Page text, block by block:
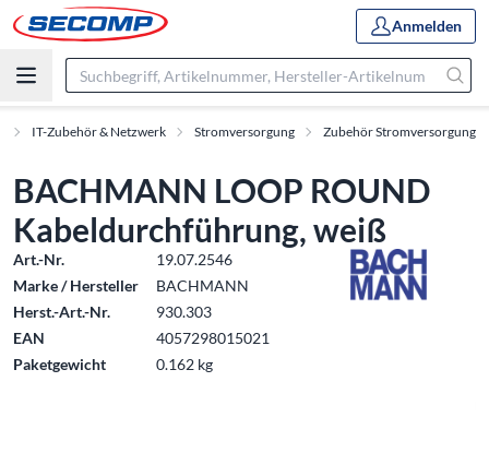
Anmelden
IT-Zubehör & Netzwerk Stromversorgung Zubehör Stromversorgung
BACHMANN LOOP ROUND
Kabeldurchführung, weiß
Art.-Nr.
19.07.2546
Marke / Hersteller
BACHMANN
Herst.-Art.-Nr.
930.303
EAN
4057298015021
Paketgewicht
0.162 kg